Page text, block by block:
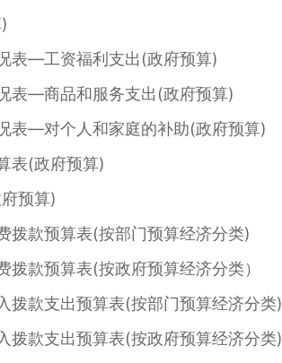
—工资福利支出(政府预算)
—商品和服务支出(政府预算)
—对个人和家庭的补助(政府预算)
表(政府预算)
预算)
款预算表(按部门预算经济分类)
款预算表(按政府预算经济分类）
款支出预算表(按部门预算经济分类)
款支出预算表(按政府预算经济分类)